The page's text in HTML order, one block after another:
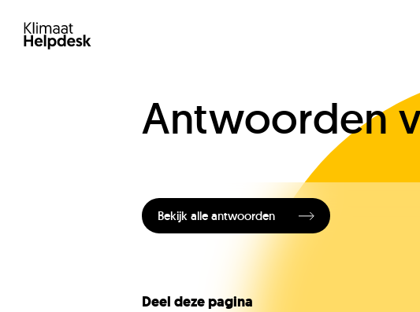
Antwoorden
Bekijk alle antwoorden
Deel deze pagina